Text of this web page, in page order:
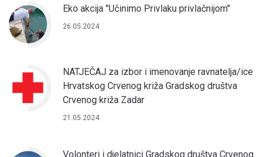
Eko akcija "Učinimo Privlaku privlačnijom"
26.05.2024.
NATJEČAJ za izbor i imenovanje ravnatelja/ice
Hrvatskog Crvenog križa Gradskog društva
Crvenog križa Zadar
21.05.2024.
Volonteri i djelatnici Gradskog društva Crvenog